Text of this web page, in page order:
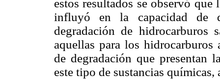
estos resultados se observó
influyó en la capacidad de
degradación de hidrocarburos
aquellas para los hidrocarburos
de degradación que presentan
este tipo de sustancias